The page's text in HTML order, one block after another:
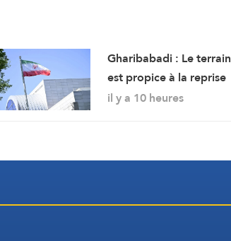
Gharibabadi : Le terrain
est propice à la reprise
des pourparlers de
il y a 10 heures